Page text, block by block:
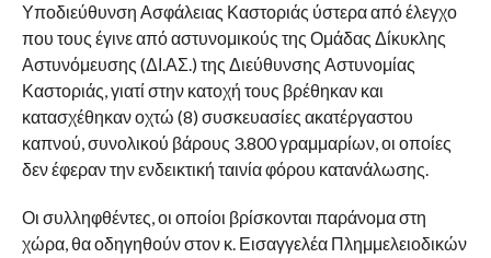
Υποδιεύθυνση Ασφάλειας Καστοριάς ύστερα από έλεγχο
που τους έγινε από αστυνομικούς της Ομάδας Δίκυκλης
Αστυνόμευσης (ΔΙ.ΑΣ.) της Διεύθυνσης Αστυνομίας
Καστοριάς, γιατί στην κατοχή τους βρέθηκαν και
κατασχέθηκαν οχτώ (8) συσκευασίες ακατέργαστου
καπνού, συνολικού βάρους 3.800 γραμμαρίων, οι οποίες
δεν έφεραν την ενδεικτική ταινία φόρου κατανάλωσης.
Οι συλληφθέντες, οι οποίοι βρίσκονται παράνομα στη
χώρα, θα οδηγηθούν στον κ. Εισαγγελέα Πλημμελειοδικών